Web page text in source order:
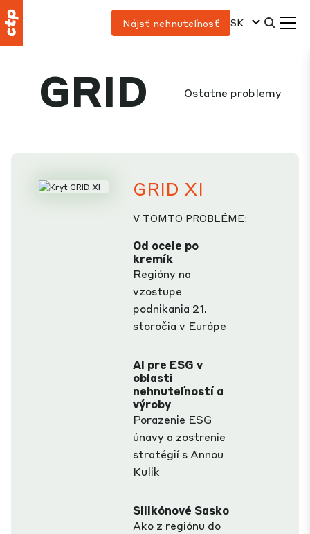
Nájsť nehnuteľnosť SK
GRID Ostatne problemy
GRID XI
V TOMTO PROBLÉME:
Od ocele po
kremík
Regióny na
vzostupe
podnikania 21.
storočia v Európe
AI pre ESG v
oblasti
nehnuteľností a
výroby
Porazenie ESG
únavy a zostrenie
stratégií s Annou
Kulik
Silikónové Sasko
Ako z regiónu do